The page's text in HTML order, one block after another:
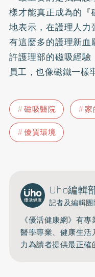
樣才能真正成為的
地表示，在護理人
有這麼多的護理新
許護理部的磁吸經
員工，也像磁鐵一樣
磁吸醫院 家
優質環境
Uho編輯
記者及編輯
《優活健康網》有
醫學專業、健康生
力為讀者提供最正確